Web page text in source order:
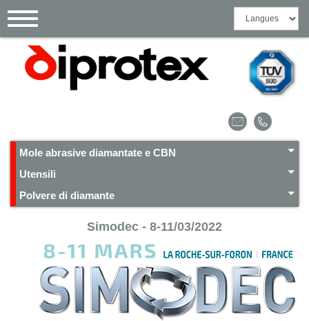
Toggle
navigation
Mole abrasive diamantate e CBN
Utensili
Polvere di diamante
Simodec - 8-11/03/2022